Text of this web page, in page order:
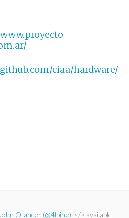
ciaa/hardware/
John Otander (@4lpine). </> available